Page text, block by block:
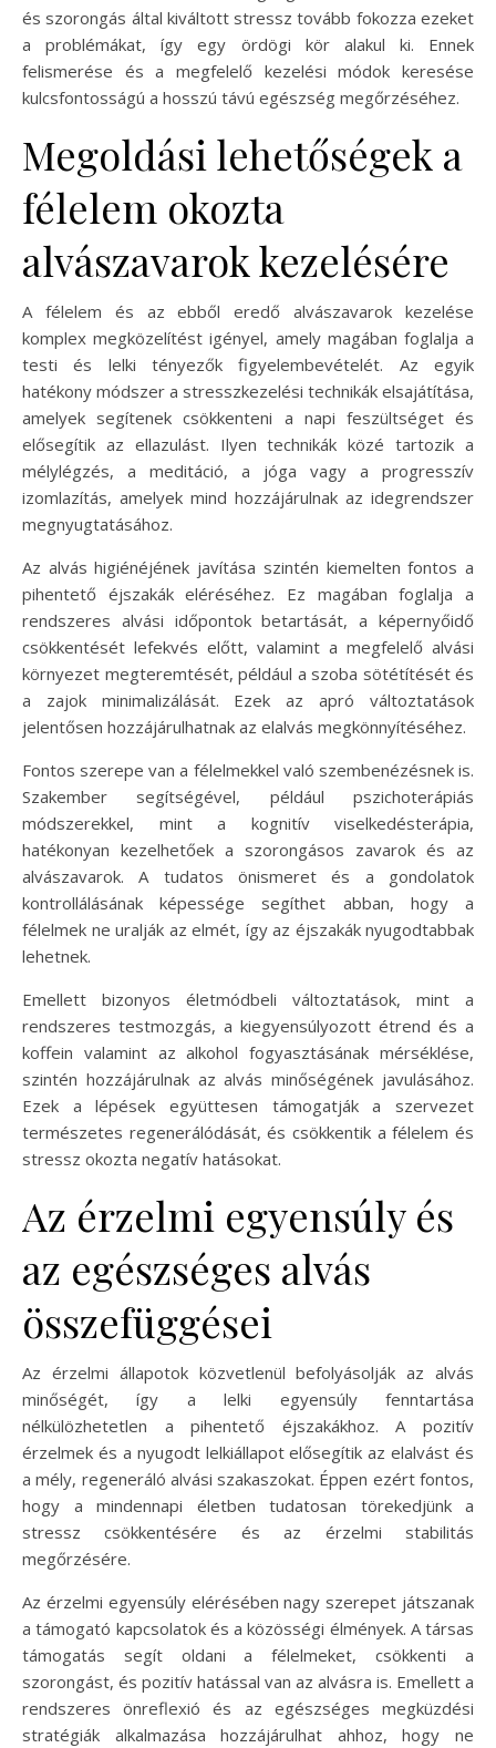
és szorongás által kiváltott stressz tovább fokozza ezeket
a problémákat, így egy ördögi kör alakul ki. Ennek
felismerése és a megfelelő kezelési módok keresése
kulcsfontosságú a hosszú távú egészség megőrzéséhez.
Megoldási lehetőségek a
félelem okozta
alvászavarok kezelésére
A félelem és az ebből eredő alvászavarok kezelése
komplex megközelítést igényel, amely magában foglalja a
testi és lelki tényezők figyelembevételét. Az egyik
hatékony módszer a stresszkezelési technikák elsajátítása,
amelyek segítenek csökkenteni a napi feszültséget és
elősegítik az ellazulást. Ilyen technikák közé tartozik a
mélylégzés, a meditáció, a jóga vagy a progresszív
izomlazítás, amelyek mind hozzájárulnak az idegrendszer
megnyugtatásához.
Az alvás higiénéjének javítása szintén kiemelten fontos a
pihentető éjszakák eléréséhez. Ez magában foglalja a
rendszeres alvási időpontok betartását, a képernyőidő
csökkentését lefekvés előtt, valamint a megfelelő alvási
környezet megteremtését, például a szoba sötétítését és
a zajok minimalizálását. Ezek az apró változtatások
jelentősen hozzájárulhatnak az elalvás megkönnyítéséhez.
Fontos szerepe van a félelmekkel való szembenézésnek is.
Szakember segítségével, például pszichoterápiás
módszerekkel, mint a kognitív viselkedésterápia,
hatékonyan kezelhetőek a szorongásos zavarok és az
alvászavarok. A tudatos önismeret és a gondolatok
kontrollálásának képessége segíthet abban, hogy a
félelmek ne uralják az elmét, így az éjszakák nyugodtabbak
lehetnek.
Emellett bizonyos életmódbeli változtatások, mint a
rendszeres testmozgás, a kiegyensúlyozott étrend és a
koffein valamint az alkohol fogyasztásának mérséklése,
szintén hozzájárulnak az alvás minőségének javulásához.
Ezek a lépések együttesen támogatják a szervezet
természetes regenerálódását, és csökkentik a félelem és
stressz okozta negatív hatásokat.
Az érzelmi egyensúly és
az egészséges alvás
összefüggései
Az érzelmi állapotok közvetlenül befolyásolják az alvás
minőségét, így a lelki egyensúly fenntartása
nélkülözhetetlen a pihentető éjszakákhoz. A pozitív
érzelmek és a nyugodt lelkiállapot elősegítik az elalvást és
a mély, regeneráló alvási szakaszokat. Éppen ezért fontos,
hogy a mindennapi életben tudatosan törekedjünk a
stressz csökkentésére és az érzelmi stabilitás
megőrzésére.
Az érzelmi egyensúly elérésében nagy szerepet játszanak
a támogató kapcsolatok és a közösségi élmények. A társas
támogatás segít oldani a félelmeket, csökkenti a
szorongást, és pozitív hatással van az alvásra is. Emellett a
rendszeres önreflexió és az egészséges megküzdési
stratégiák alkalmazása hozzájárulhat ahhoz, hogy ne